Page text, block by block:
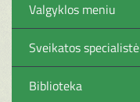
Valgyklos meniu
Sveikatos specialistė
Biblioteka